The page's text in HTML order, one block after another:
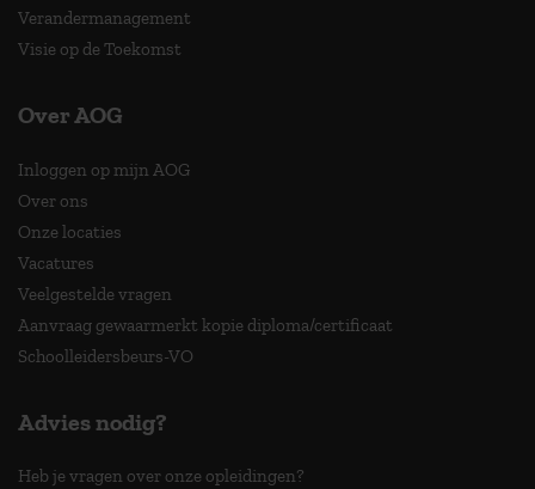
Verandermanagement
Visie op de Toekomst
Over AOG
Inloggen op mijn AOG
Over ons
Onze locaties
Vacatures
Veelgestelde vragen
Aanvraag gewaarmerkt kopie diploma/certificaat
Schoolleidersbeurs-VO
Advies nodig?
Heb je vragen over onze opleidingen?